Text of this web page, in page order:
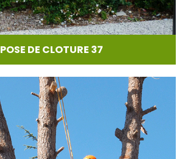
POSE DE CLOTURE 37